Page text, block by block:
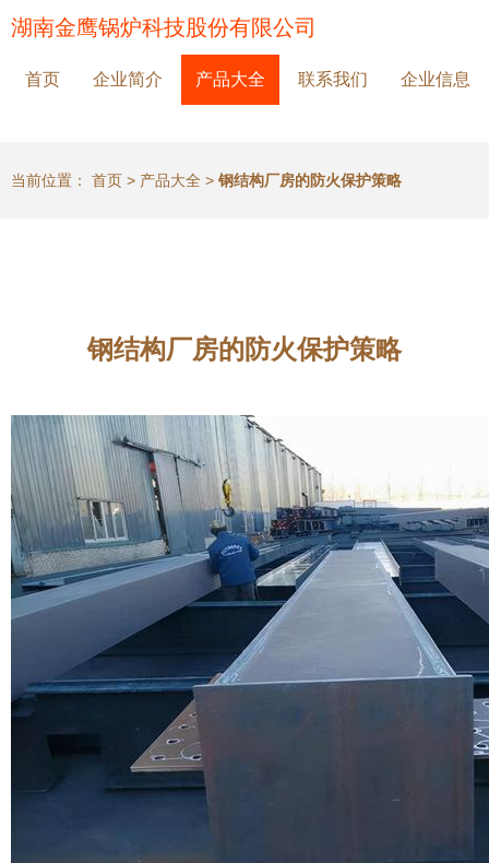
湖南金鹰锅炉科技股份有限公司
首页 企业简介 产品大全 联系我们 企业信息
当前位置： 首页 > 产品大全 > 钢结构厂房的防火保护策略
钢结构厂房的防火保护策略